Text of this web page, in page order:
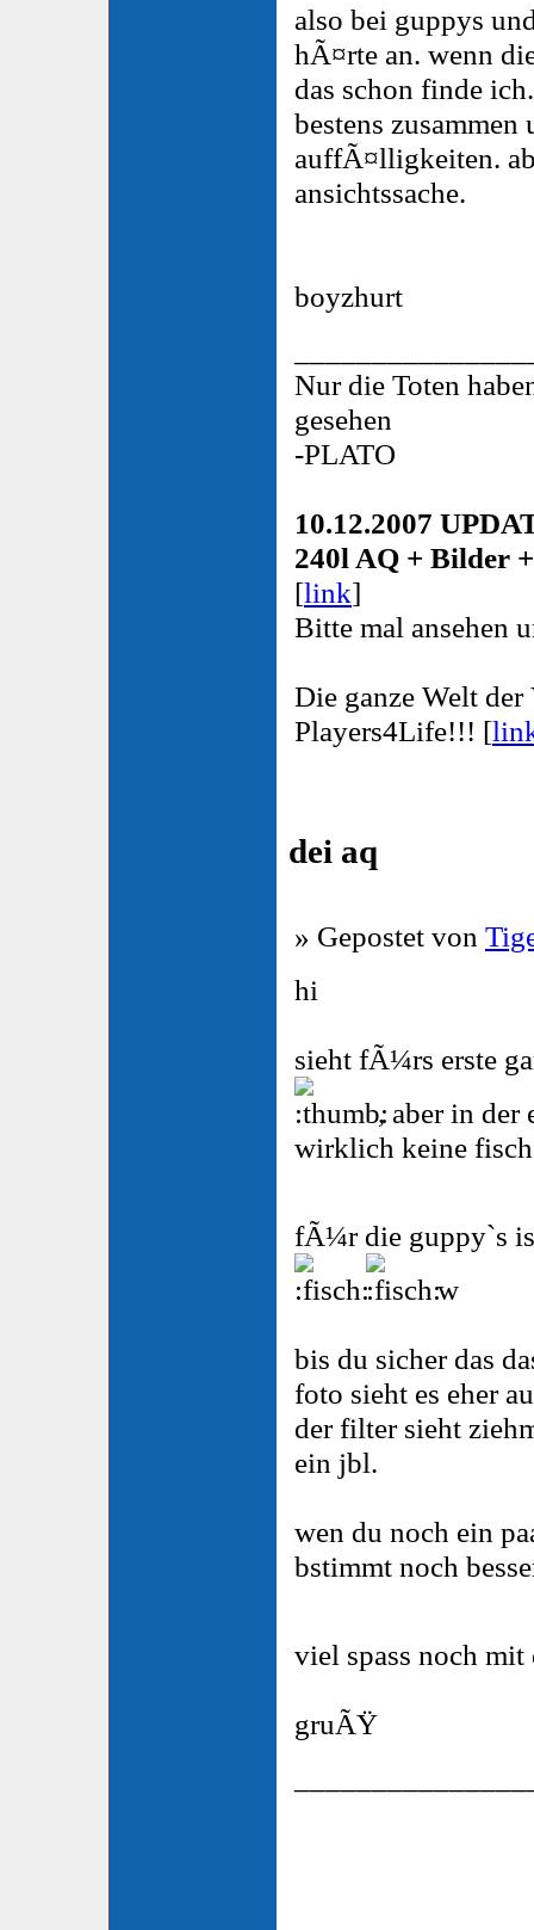
also bei guppys
hÃ¤rte an. wenn
das schon finde
bestens
auffÃ¤lligkeiten.
ansichtssache.
boyzhurt
Nur die Toten
gesehen
-PLATO
10.12.2007
240l AQ + Bilder
[link]
Bitte mal ansehen
Die ganze Welt
Players4Life!!! [
dei aq
» Gepostet von
hi
sieht fÃ¼rs erste
, aber in der
wirklich keine
fÃ¼r die guppy`s
w
bis du sicher das
foto sieht es eher
der filter sieht
ein jbl.
wen du noch ein
bstimmt noch
viel spass noch
gruÃŸ